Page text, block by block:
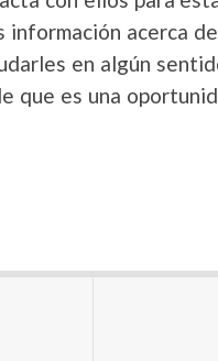
información acerca
en algún
que es una